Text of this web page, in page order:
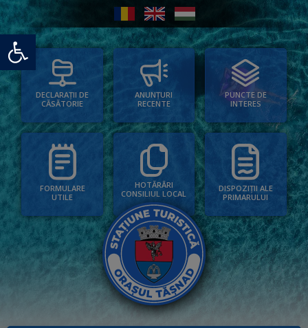
Deschide bara de unelte
DECLARAȚII DE
CĂSĂTORIE
ANUNȚURI
RECENTE
PUNCTE DE
INTERES
FORMULARE
UTILE
HOTĂRÂRI
CONSILIUL LOCAL
DISPOZIȚII ALE
PRIMARULUI